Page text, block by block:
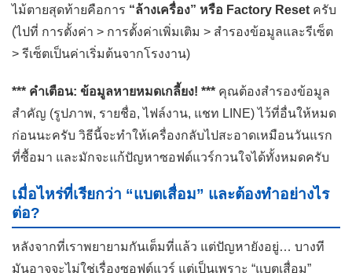
ไม้ตายสุดท้ายคือการ “ล้างเครื่อง” หรือ Factory Reset ครับ
(ไปที่ การตั้งค่า > การตั้งค่าเพิ่มเติม > สำรองข้อมูลและรีเซ็ต
> รีเซ็ตเป็นค่าเริ่มต้นจากโรงงาน)
*** คำเตือน: ข้อมูลหายหมดเกลี้ยง! *** คุณต้องสำรองข้อมูล
สำคัญ (รูปภาพ, รายชื่อ, ไฟล์งาน, แชท LINE) ไว้ที่อื่นให้หมด
ก่อนนะครับ วิธีนี้จะทำให้เครื่องกลับไปสะอาดเหมือนวันแรก
ที่ซื้อมา และมักจะแก้ปัญหาซอฟต์แวร์กวนใจได้ทั้งหมดครับ
เมื่อไหร่ที่เรียกว่า “แบตเสื่อม” และต้องทำอย่างไร
ต่อ?
หลังจากที่เราพยายามกันเต็มที่แล้ว แต่ปัญหายังอยู่… บางที
มันอาจจะไม่ใช่เรื่องซอฟต์แวร์ แต่เป็นเพราะ “แบตเสื่อม”